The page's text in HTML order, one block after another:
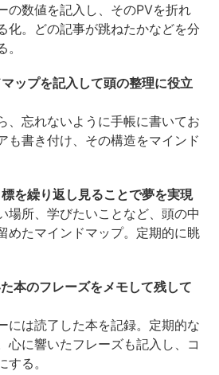
の数値を記入し、そのPVを折れ
化。どの記事が跳ねたかなどを分
ップを記入して頭の整理に役立
、忘れないように手帳に書いてお
も書き付け、その構造をマインド
を繰り返し見ることで夢を実現
場所、学びたいことなど、頭の中
めたマインドマップ。定期的に眺
本のフレーズをメモして残して
には読了した本を記録。定期的な
心に響いたフレーズも記入し、コ
る。